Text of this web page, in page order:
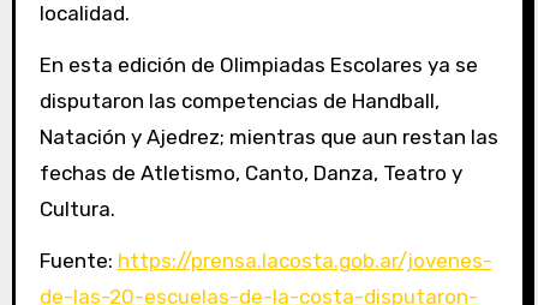
localidad.
En esta edición de Olimpiadas Escolares ya se
disputaron las competencias de Handball,
Natación y Ajedrez; mientras que aun restan las
fechas de Atletismo, Canto, Danza, Teatro y
Cultura.
Fuente: https://prensa.lacosta.gob.ar/jovenes-
de-las-20-escuelas-de-la-costa-disputaron-